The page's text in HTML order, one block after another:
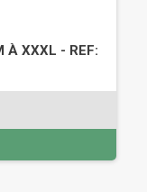
À XXXL - REF: